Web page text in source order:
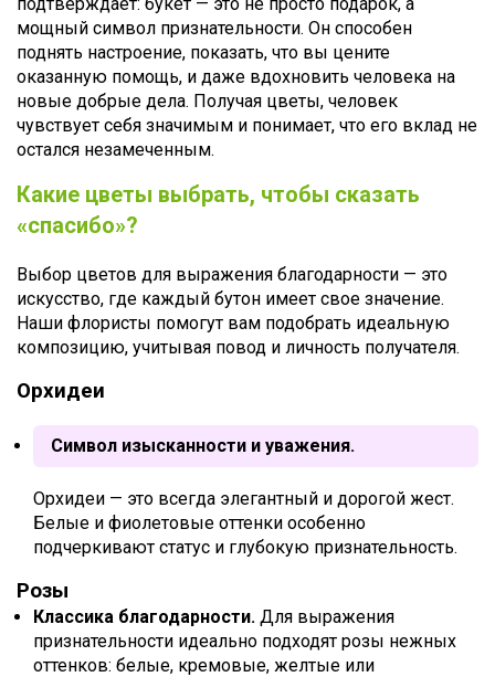
мощный символ признательности. Он способен
поднять настроение, показать, что вы цените
оказанную помощь, и даже вдохновить человека на
новые добрые дела. Получая цветы, человек
чувствует себя значимым и понимает, что его вклад не
остался незамеченным.
Какие цветы выбрать, чтобы сказать
«спасибо»?
Выбор цветов для выражения благодарности — это
искусство, где каждый бутон имеет свое значение.
Наши флористы помогут вам подобрать идеальную
композицию, учитывая повод и личность получателя.
Орхидеи
Символ изысканности и уважения.
Орхидеи — это всегда элегантный и дорогой жест.
Белые и фиолетовые оттенки особенно
подчеркивают статус и глубокую признательность.
Розы
Классика благодарности. Для выражения
признательности идеально подходят розы нежных
оттенков: белые, кремовые, желтые или